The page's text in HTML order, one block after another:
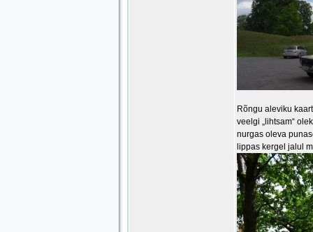
Rõngu aleviku
veelgi „lihtsam“
nurgas oleva
lippas kergel jalul